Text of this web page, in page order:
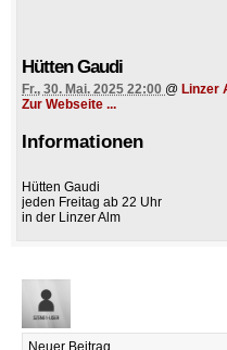
Hütten Gaudi
Fr., 30. Mai. 2025 22:00 @ Linzer
Zur Webseite ...
Informationen
Hütten Gaudi
jeden Freitag ab 22 Uhr
in der Linzer Alm